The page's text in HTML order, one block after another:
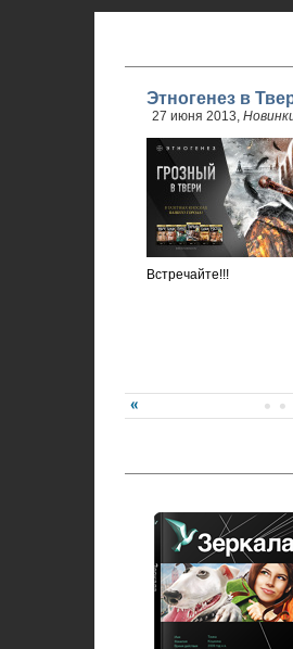
Этногенез в
27 июня 2013,
Встречайте!!!